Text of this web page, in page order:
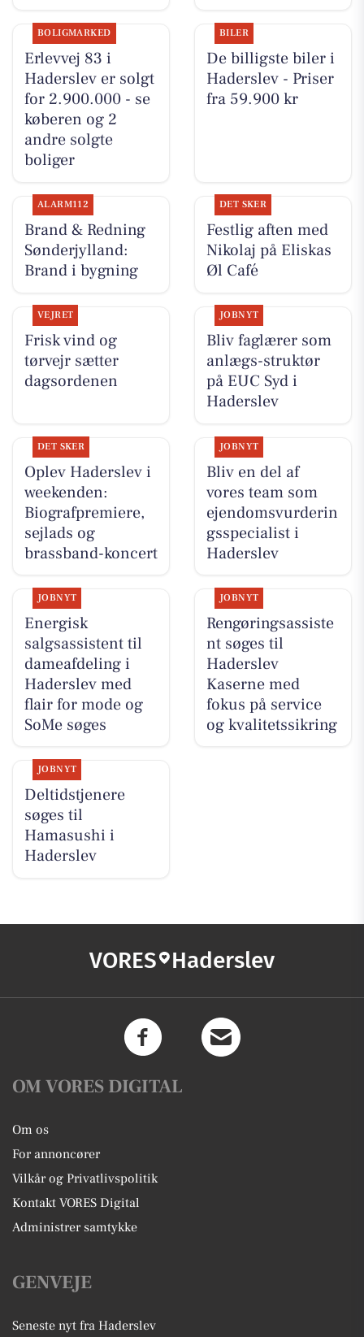
BOLIGMARKED
Erlevvej 83 i
Haderslev er solgt
for 2.900.000 - se
køberen og 2
andre solgte
boliger
BILER
De billigste biler i
Haderslev - Priser
fra 59.900 kr
ALARM112
Brand & Redning
Sønderjylland:
Brand i bygning
DET SKER
Festlig aften med
Nikolaj på Eliskas
Øl Café
VEJRET
Frisk vind og
tørvejr sætter
dagsordenen
JOBNYT
Bliv faglærer som
anlægs-struktør
på EUC Syd i
Haderslev
DET SKER
Oplev Haderslev i
weekenden:
Biografpremiere,
sejlads og
brassband-koncert
JOBNYT
Bliv en del af
vores team som
ejendomsvurderin
gsspecialist i
Haderslev
JOBNYT
Energisk
salgsassistent til
dameafdeling i
Haderslev med
flair for mode og
SoMe søges
JOBNYT
Rengøringsassiste
nt søges til
Haderslev
Kaserne med
fokus på service
og kvalitetssikring
JOBNYT
Deltidstjenere
søges til
Hamasushi i
Haderslev
VORES Haderslev
OM VORES DIGITAL
Om os
For annoncører
Vilkår og Privatlivspolitik
Kontakt VORES Digital
Administrer samtykke
GENVEJE
Seneste nyt fra Haderslev